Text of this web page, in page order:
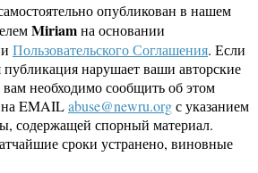
опубликован в нашем
Miriamна основании
Пользовательского Соглашения. Если
публикация нарушает ваши авторские
необходимо сообщить об этом
на EMAILabuse@newru.orgс указанием
содержащей спорный материал.
сроки устранено, виновные